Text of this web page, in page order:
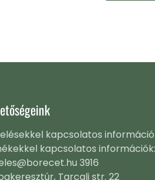
kapcsolatos
kapcsolatos
3916
Tarcali str. 22